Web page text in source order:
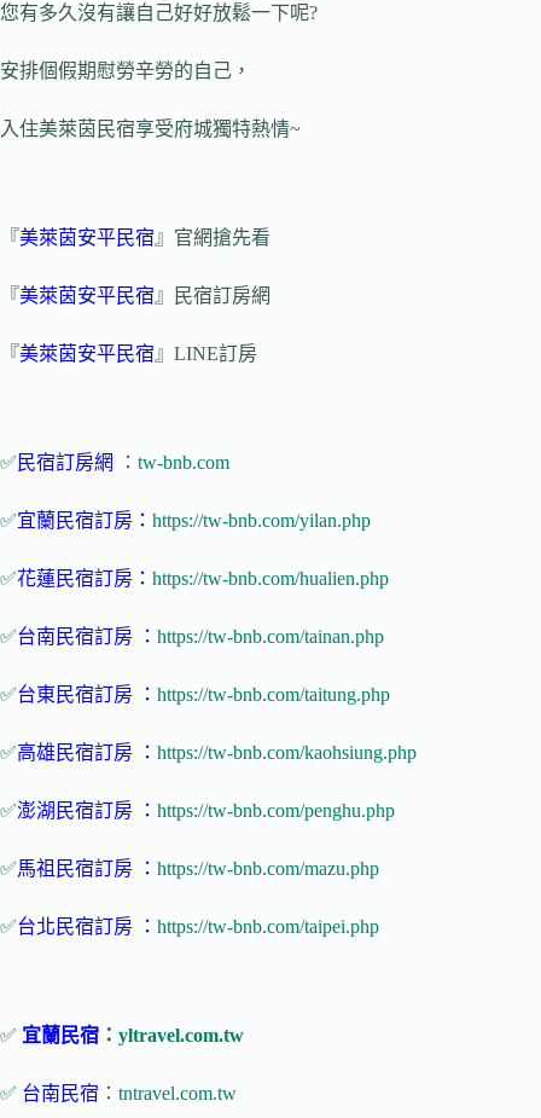
您有多久沒有讓自己好好放鬆一下呢?
安排個假期慰勞辛勞的自己，
入住美萊茵民宿享受府城獨特熱情~
『美萊茵安平民宿 』官網搶先看
『美萊茵安平民宿 』民宿訂房網
『美萊茵安平民宿 』LINE訂房
✅ 民宿訂房網 ： tw-bnb.com
✅宜蘭民宿訂房： https://tw-bnb.com/yilan.php
✅花蓮民宿訂房： https://tw-bnb.com/hualien.php
✅台南民宿訂房 ： https://tw-bnb.com/tainan.php
✅台東民宿訂房 ： https://tw-bnb.com/taitung.php
✅高雄民宿訂房 ： https://tw-bnb.com/kaohsiung.php
✅澎湖民宿訂房 ： https://tw-bnb.com/penghu.php
✅馬祖民宿訂房 ： https://tw-bnb.com/mazu.php
✅台北民宿訂房 ： https://tw-bnb.com/taipei.php
✅ 宜蘭民宿 ： yltravel.com.tw
✅ 台南民宿 ： tntravel.com.tw